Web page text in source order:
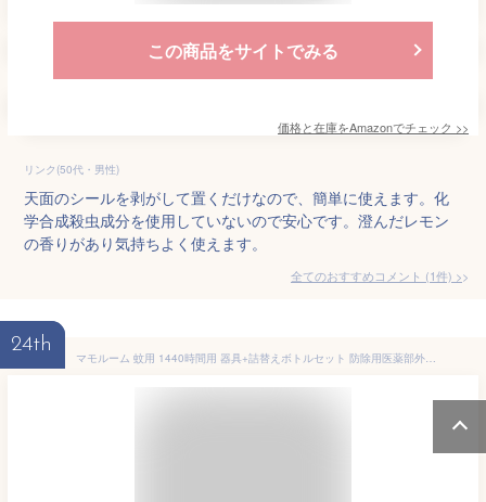
この商品をサイトでみる
価格と在庫をAmazonでチェック >>
リンク(50代・男性)
天面のシールを剥がして置くだけなので、簡単に使えます。化
学合成殺虫成分を使用していないので安心です。澄んだレモン
の香りがあり気持ちよく使えます。
全てのおすすめコメント (1件) >
24th
マモルーム 蚊用 1440時間用 器具+詰替えボトルセット 防除用医薬部外品 アース製薬